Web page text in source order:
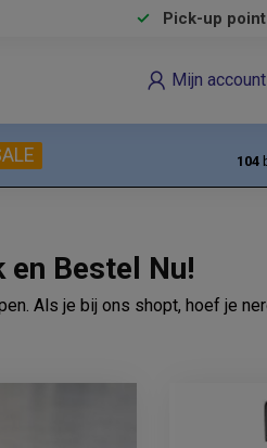
Pick-up point
Mijn account
104
Bestel Nu!
Als je bij ons shopt, hoef je